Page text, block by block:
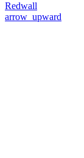
Redwall
arrow_upward